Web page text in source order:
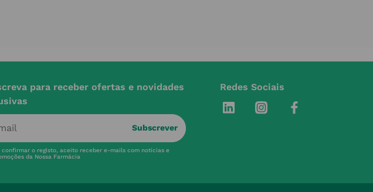
para receber ofertas e novidades
Subscrever
confirmar o registo, aceito receber e-mails com notícias e
da Nossa Farmácia
Redes Sociais